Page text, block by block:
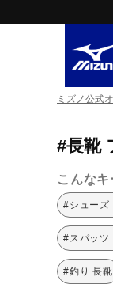
ライフス
ランニング
サッカー
野球
ミズノ公式
#長靴
こんな
#シューズ
#スパッツ
#釣り 長靴